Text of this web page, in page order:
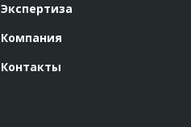
Экспертиза
Компания
Контакты